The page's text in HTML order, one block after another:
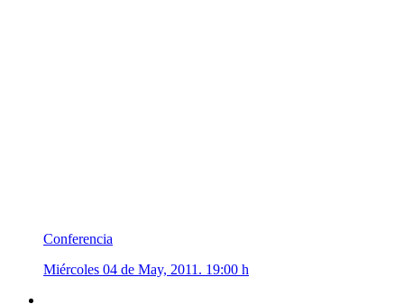
Conferencia
Miércoles 04 de May, 2011. 19:00 h